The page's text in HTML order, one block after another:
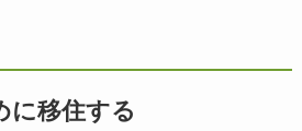
に移住する